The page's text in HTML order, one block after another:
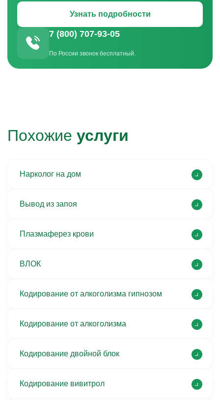
Узнать подробности
7 (800) 707-93-05
По России звонок бесплатный.
Похожие услуги
Нарколог на дом
Вывод из запоя
Плазмаферез крови
ВЛОК
Кодирование от алкоголизма гипнозом
Кодирование от алкоголизма
Кодирование двойной блок
Кодирование вивитрол